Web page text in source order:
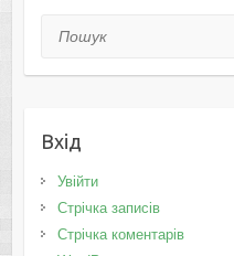
Пошук
Вхід
Увійти
Стрічка записів
Стрічка коментарів